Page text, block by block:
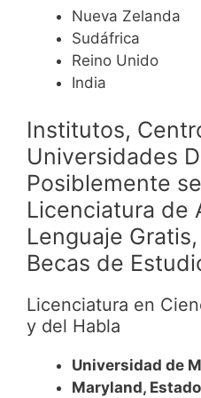
Nueva Zelanda
Sudáfrica
Reino Unido
India
Institutos,
Universidades
Posiblemente
Licenciatura de
Lenguaje
Becas de
Licenciatura en
y del Habla
Universidad de
Maryland,